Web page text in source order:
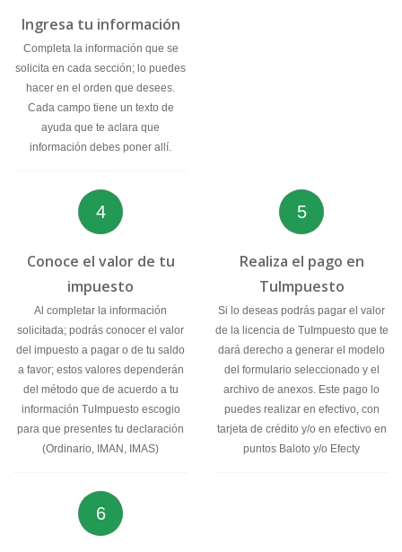
Ingresa tu información
Completa la información que se
solicita en cada sección; lo puedes
hacer en el orden que desees.
Cada campo tiene un texto de
ayuda que te aclara que
información debes poner allí.
4
Conoce el valor de tu
impuesto
Al completar la información
solicitada; podrás conocer el valor
del impuesto a pagar o de tu saldo
a favor; estos valores dependerán
del método que de acuerdo a tu
información TuImpuesto escogio
para que presentes tu declaración
(Ordinario, IMAN, IMAS)
5
Realiza el pago en
TuImpuesto
Si lo deseas podrás pagar el valor
de la licencia de TuImpuesto que te
dará derecho a generar el modelo
del formulario seleccionado y el
archivo de anexos. Este pago lo
puedes realizar en efectivo, con
tarjeta de crédito y/o en efectivo en
puntos Baloto y/o Efecty
6